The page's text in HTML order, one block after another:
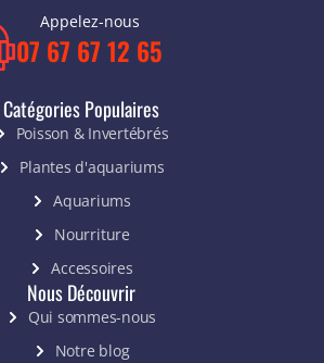
Appelez-nous
07 67 67 12 65
Catégories Populaires
Poisson & Invertébrés
Plantes d'aquariums
Aquariums
Nourriture
Accessoires
Nous Découvrir
Qui sommes-nous
Notre blog